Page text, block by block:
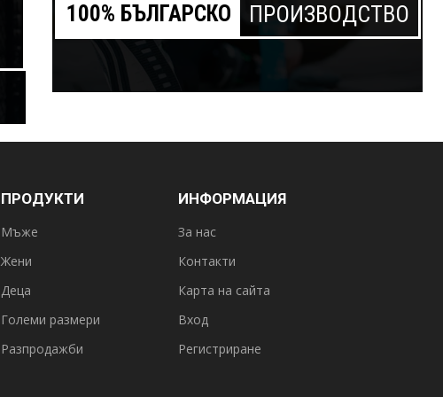
100% БЪЛГАРСКО ПРОИЗВОДСТВО
ПРОДУКТИ
Мъже
Жени
Деца
Големи размери
Разпродажби
ИНФОРМАЦИЯ
За нас
Контакти
Карта на сайта
Вход
Регистриране